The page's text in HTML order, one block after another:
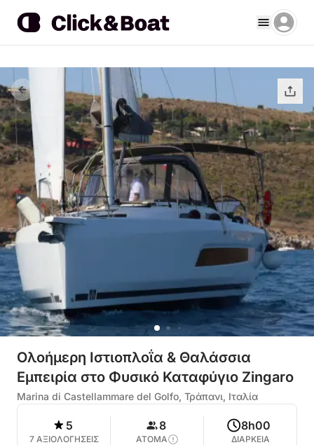
Ολοήμερη Ιστιοπλοΐα & Θαλάσσια
Εμπειρία στο Φυσικό Καταφύγιο Zingaro
Marina di Castellammare del Golfo, Τράπανι, Ιταλία
5
7 ΑΞΙΟΛΟΓΗΣΕΙΣ
8
ΑΤΟΜΑ
8h00
ΔΙΑΡΚΕΙΑ